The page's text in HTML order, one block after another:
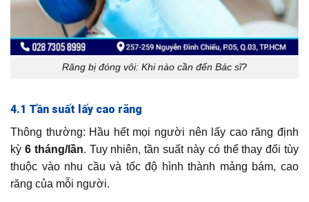
Răng bị đóng vôi: Khi nào cần đến Bác sĩ?
4.1 Tần suất lấy cao răng
Thông thường: Hầu hết mọi người nên lấy cao răng định
kỳ 6 tháng/lần. Tuy nhiên, tần suất này có thể thay đổi tùy
thuộc vào nhu cầu và tốc độ hình thành mảng bám, cao
răng của mỗi người.